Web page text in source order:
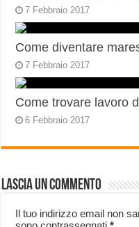
7 Febbraio 2017
Come diventare
7 Febbraio 2017
Come trovare lavoro
6 Febbraio 2017
Lascia un commento
Il tuo indirizzo email non